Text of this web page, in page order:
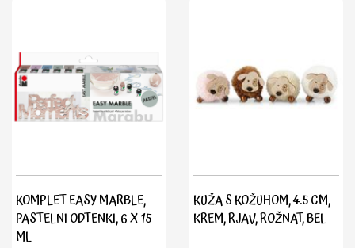
KOMPLET EASY MARBLE,
PASTELNI ODTENKI, 6 X 15
ML
KUŽA S KOŽUHOM, 4.5 CM,
KREM, RJAV, ROŽNAT, BEL